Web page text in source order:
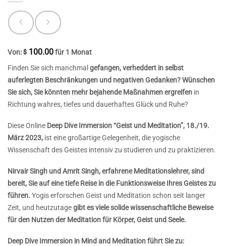
Von: $ 100.00für 1 Monat
Finden Sie sich manchmal gefangen, verheddert in selbst
auferlegten Beschränkungen und negativen Gedanken?Wünschen
Sie sich, Sie könnten mehr bejahende Maßnahmen ergreifen in
Richtung wahres, tiefes und dauerhaftes Glück und Ruhe?
Diese Online Deep Dive Immersion “Geist und Meditation”, 18./19.
März 2023, ist eine großartige Gelegenheit, die yogische
Wissenschaft des Geistes intensiv zu studieren und zu praktizieren.
Nirvair Singh und Amrit Singh, erfahrene Meditationslehrer, sind
bereit, Sie auf eine tiefe Reise in die Funktionsweise Ihres Geistes zu
führen. Yogis erforschen Geist und Meditation schon seit langer
Zeit, und heutzutagegibt es viele solide wissenschaftliche Beweise
für den Nutzen der Meditation für Körper, Geist und Seele.
Deep Dive Immersion in Mind and Meditation führt Sie zu: